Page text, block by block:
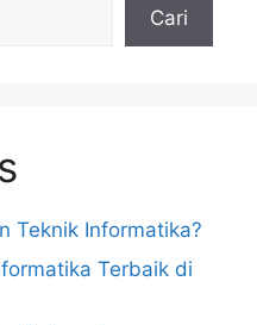
Cari
Teknik Informatika?
Terbaik di